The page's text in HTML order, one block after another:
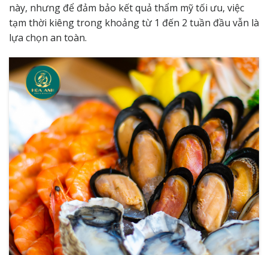
này, nhưng để đảm bảo kết quả thẩm mỹ tối ưu, việc
tạm thời kiêng trong khoảng từ 1 đến 2 tuần đầu vẫn là
lựa chọn an toàn.